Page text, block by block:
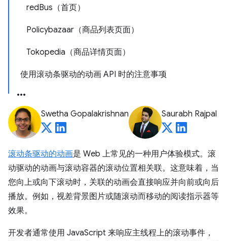
redBus（首页）
Policybazaar（商品列表页面）
Tokopedia（商品详情页面）
使用滚动条驱动的动画 API 时的注意事项
Swetha Gopalakrishnan Saurabh Rajpal
滚动条驱动的动画是 Web 上常见的一种用户体验模式。滚
动驱动的动画与滚动容器的滚动位置相关联。这意味着，当
您向上或向下滚动时，关联的动画会直接响应并向前或向后
播放。例如，视差背景图片或随滚动而移动的阅读指示器等
效果。
开发者通常使用 JavaScript 来响应主线程上的滚动事件，